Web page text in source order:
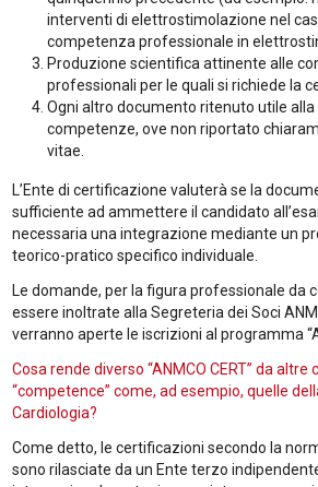
interventi di elettrostimolazione nel
competenza professionale in
Produzione scientifica attinente alle
professionali per le quali si richiede la
Ogni altro documento ritenuto utile
competenze, ove non riportato
vitae.
L’Ente di certificazione valuterà se la
sufficiente ad ammettere il candidato
necessaria una integrazione mediante un
teorico-pratico specifico individuale.
Le domande, per la figura professionale da
essere inoltrate alla Segreteria dei Soci
verranno aperte le iscrizioni al programma
Cosa rende diverso “ANMCO CERT” da
“competence” come, ad esempio, quelle
Cardiologia?
Come detto, le certificazioni secondo la
sono rilasciate da un Ente terzo